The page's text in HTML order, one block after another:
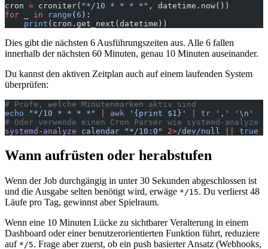
cron = croniter( "*/10 * * * *" , datetime.now())
for
in range ( 6 ):
    print
(cron.get_next(datetime))
Dies gibt die nächsten 6 Ausführungszeiten aus. Alle 6 fallen
innerhalb der nächsten 60 Minuten, genau 10 Minuten auseinander.
Du kannst den aktiven Zeitplan auch auf einem laufenden System
überprüfen:
# Prüfe, welche Minutenmarken aktiv sind
echo "*/10 * * * *" awk '{print $1}' tr ','
'\n'
# Oder verwende einen Cron Parser wie systemd-analyze
systemd-analyze calendar "*/10:0" 2>/dev/null true
Wann aufrüsten oder herabstufen
Wenn der Job durchgängig in unter 30 Sekunden abgeschlossen ist
und die Ausgabe selten benötigt wird, erwäge */15. Du verlierst 48
Läufe pro Tag, gewinnst aber Spielraum.
Wenn eine 10 Minuten Lücke zu sichtbarer Veralterung in einem
Dashboard oder einer benutzerorientierten Funktion führt, reduziere
auf */5. Frage aber zuerst, ob ein push basierter Ansatz (Webhooks,